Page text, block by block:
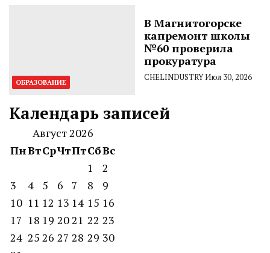
ОБРАЗОВАНИЕ
В Магнитогорске
капремонт школы
№60 проверила
прокуратура
CHELINDUSTRYИюл 30, 2026
Календарь записей
Август 2026
ПнВтСрЧтПтСбВс
1
2
3
4 5 6 7 8
9
10 11 12 13 14 15 16
17 18 19 2021 22 23
24 25 26 27 28 29 30